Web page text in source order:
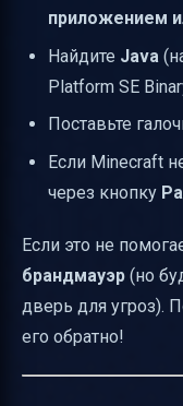
приложением
Найдите Java
Platform SE
Поставьте
Если Minecraft
через кнопку
Если это не
брандмауэр (но
дверь для угроз).
его обратно!